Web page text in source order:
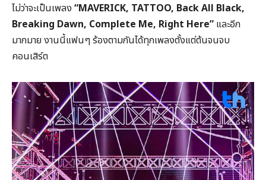
ไม่ว่าจะเป็นเพลง “MAVERICK, TATTOO, Back All Black,
Breaking Dawn, Complete Me, Right Here” และอีก
มากมาย งานนี้แฟนๆ ร้องตามกันได้ทุกเพลงตั้งแต่ต้นจนจบ
คอนเสิร์ต